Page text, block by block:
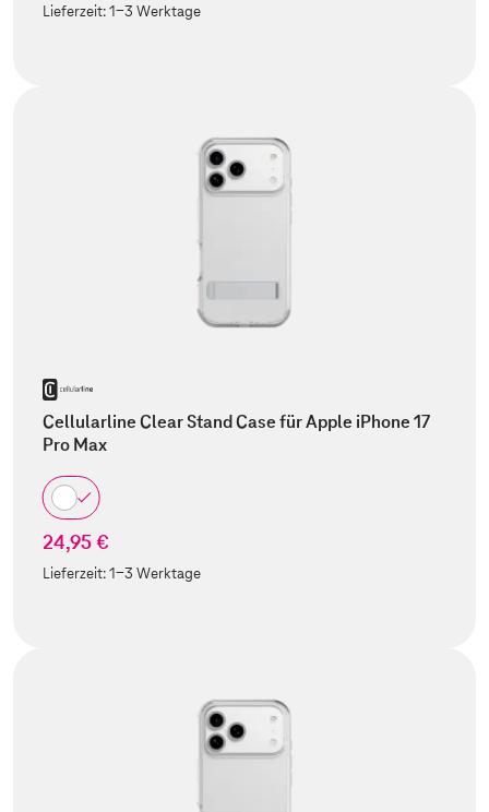
Lieferzeit:1-3 Werktage
Cellularline Clear Stand Case für Apple iPhone 17
Pro Max
24,95 €
Lieferzeit:1-3 Werktage